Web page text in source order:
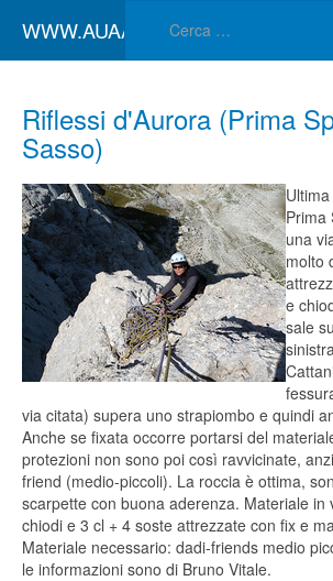
WWW.AUAA.IT
Riflessi d'Aurora (Prima
Sasso)
Prima
una
molto
e
sale
via citata) supera uno strapiombo e quindi
Anche se fixata occorre portarsi del
protezioni non sono poi così ravvicinate,
friend (medio-piccoli). La roccia è ottima,
scarpette con buona aderenza. Materiale in
chiodi e 3 cl + 4 soste attrezzate con fix e
Materiale necessario: dadi-friends medio
le informazioni sono di Bruno Vitale.